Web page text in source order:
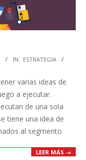
IN: ESTRATEGIA
varias ideas de
a ejecutar.
de una sola
tiene una idea de
al segmento
LEER MÁS →